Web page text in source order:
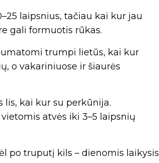
laipsnius, tačiau kai kur jau
gali formuotis rūkas.
trumpi lietūs, kai kur
o vakariniuose ir šiaurės
lis, kai kur su perkūnija.
atvės iki 3–5 laipsnių
po truputį kils – dienomis laikysis